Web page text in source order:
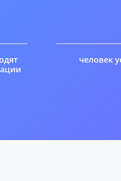
человек